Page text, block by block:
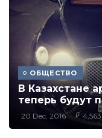
ОБЩЕСТВО
В Казахстане
теперь будут
20 Dec, 2016